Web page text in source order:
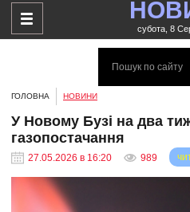
субота, 8
ГОЛОВНА НОВИНИ
У Новому Бузі на два
газопостачання
27.05.2026 в 16:20 989